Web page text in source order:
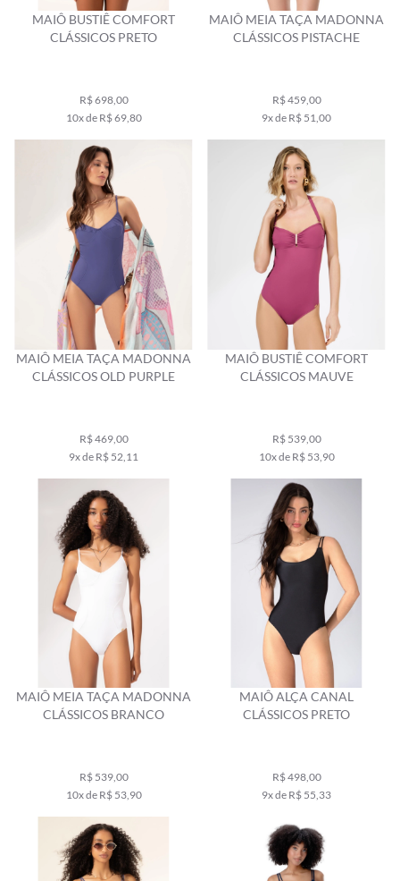
MAIÔ BUSTIÊ COMFORT
CLÁSSICOS PRETO
R$ 698,00
10x de R$ 69,80
MAIÔ MEIA TAÇA MADONNA
CLÁSSICOS PISTACHE
R$ 459,00
9x de R$ 51,00
MAIÔ MEIA TAÇA MADONNA
CLÁSSICOS OLD PURPLE
R$ 469,00
9x de R$ 52,11
MAIÔ BUSTIÊ COMFORT
CLÁSSICOS MAUVE
R$ 539,00
10x de R$ 53,90
MAIÔ MEIA TAÇA MADONNA
CLÁSSICOS BRANCO
R$ 539,00
10x de R$ 53,90
MAIÔ ALÇA CANAL
CLÁSSICOS PRETO
R$ 498,00
9x de R$ 55,33